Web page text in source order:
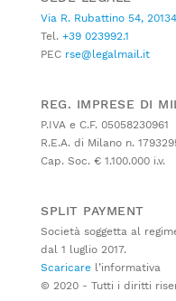
Via R. Rubattino 54,
Tel. +39 023992.1
PEC rse@legalmail.it
REG. IMPRESE DI
P.IVA e C.F. 05058230961
R.E.A. di Milano n.
Cap. Soc. € 1.100.000 i.v.
SPLIT PAYMENT
Società soggetta al
dal 1 luglio 2017.
Scaricare l’informativa
© 2020 - Tutti i diritti